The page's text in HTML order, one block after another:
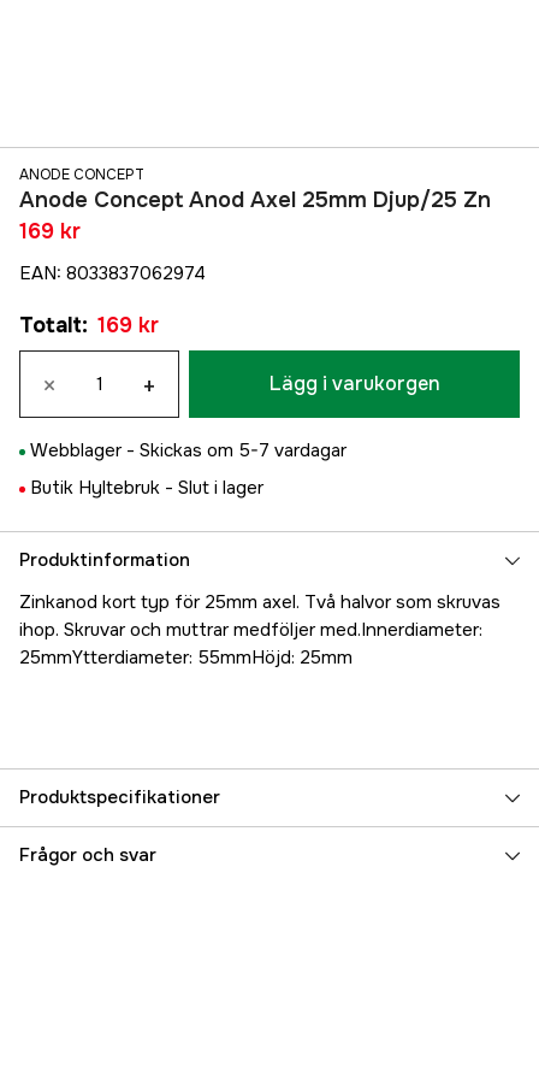
ANODE CONCEPT
Anode Concept Anod Axel 25mm Djup/25 Zn
169 kr
EAN: 8033837062974
Totalt: 169 kr
× + Lägg i varukorgen
Webblager - Skickas om 5-7 vardagar
Butik Hyltebruk - Slut i lager
Produktinformation
Zinkanod kort typ för 25mm axel. Två halvor som skruvas
ihop. Skruvar och muttrar medföljer med.Innerdiameter:
25mmYtterdiameter: 55mmHöjd: 25mm
Produktspecifikationer
Referensnummer 5000016075
Frågor och svar